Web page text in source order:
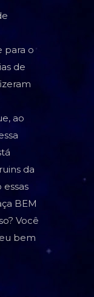
para o
de
ao
da
BEM
Você
bem